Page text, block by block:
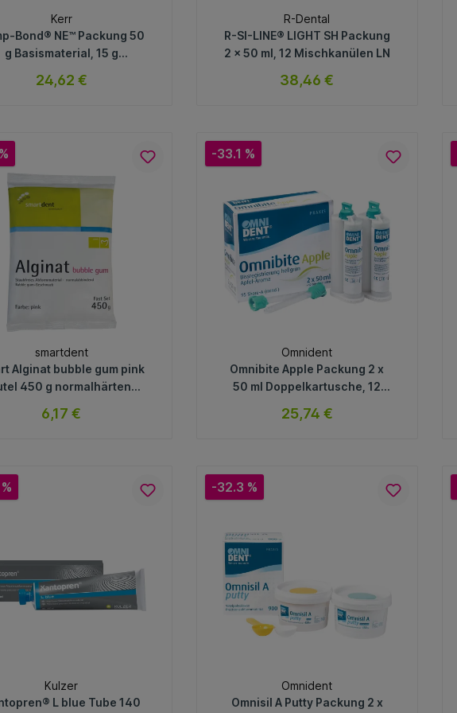
Kerr
Bond® NE™ Packung 50
g Basismaterial, 15 g
24,62 €
In den Warenkorb
R-Dental
R-SI-LINE® LIGHT SH Packung
2 x 50 ml, 12 Mischkanülen LN
38,46 €
smartdent
Alginat bubble gum pink
450 g normalhärtend,
pink
6,17 €
-33.1 %
Omnident
Omnibite Apple Packung 2 x
50 ml Doppelkartusche, 12
25,74 €
Kulzer
L blue Tube 140
-32.3 %
Omnident
Omnisil A Putty Packung 2 x